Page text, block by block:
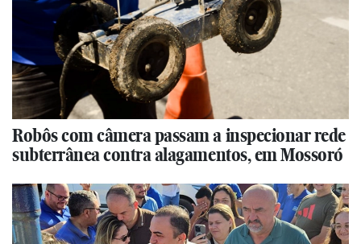
Robôs com câmera passam a inspecionar rede
subterrânea contra alagamentos, em Mossoró